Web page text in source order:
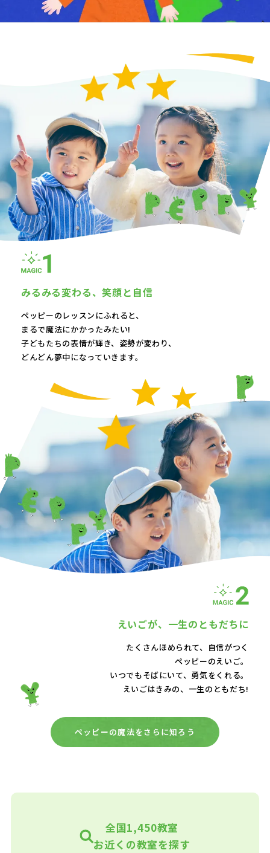
みるみる変わる、笑顔と自信
ペッピーのレッスンにふれると、
まるで魔法にかかったみたい!
子どもたちの表情が輝き、 姿勢が変わり、
どんどん夢中になっていきます。
えいごが、 一生のともだちに
たくさんほめられて、自信がつく
ペッピーのえいご。
いつでもそばにいて、 勇気をくれる。
えいごはきみの、一生のともだち!
ペッピーの魔法をさらに知ろう
全国1,450教室
お近くの教室を探す